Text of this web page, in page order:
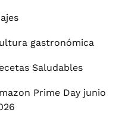
gastronómica
Saludables
Prime Day junio